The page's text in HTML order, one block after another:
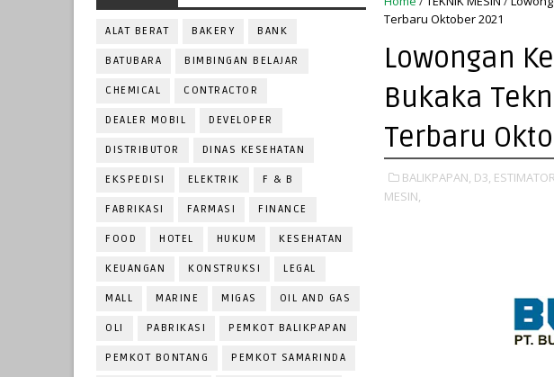
ALAT BERAT BAKERY BANK
BATUBARA BIMBINGAN BELAJAR
CHEMICAL CONTRACTOR
DEALER MOBIL DEVELOPER
DISTRIBUTOR DINAS KESEHATAN
EKSPEDISI ELEKTRIK F & B
FABRIKASI FARMASI FINANCE
FOOD HOTEL HUKUM KESEHATAN
KEUANGAN KONSTRUKSI LEGAL
MALL MARINE MIGAS OIL AND GAS
OLI PABRIKASI PEMKOT BALIKPAPAN
PEMKOT BONTANG PEMKOT SAMARINDA
Terbaru Oktober 2021
Lowongan
Bukaka
Terbaru
BALIKPAPAN, D3,
MESIN,